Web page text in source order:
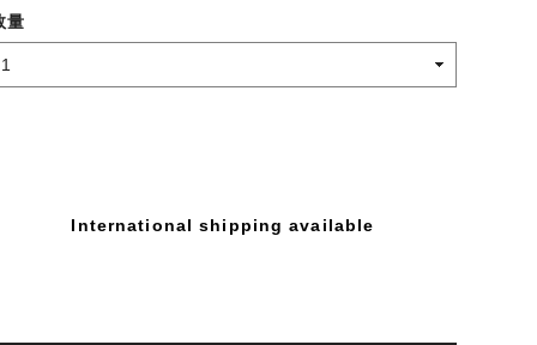
量
International shipping available